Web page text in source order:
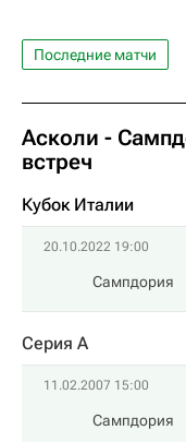
Последние матчи
Асколи -
встреч
Кубок Италии
20.10.2022 19:00
Сампдория
Серия А
11.02.2007 15:00
Сампдория